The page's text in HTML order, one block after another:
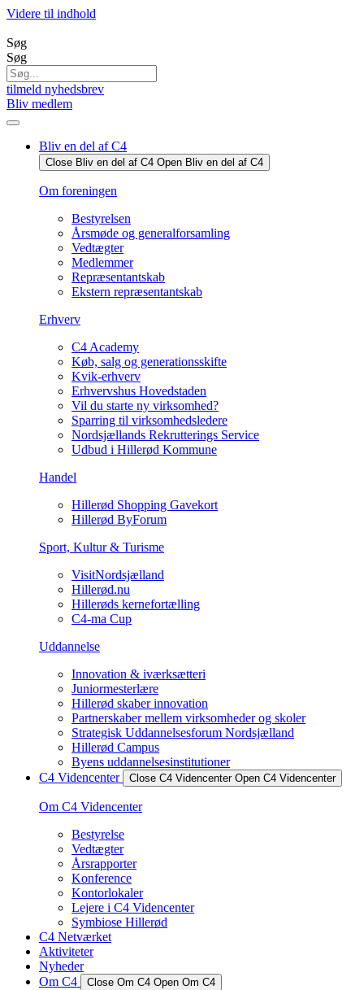
Videre til indhold
Søg
Søg
tilmeld nyhedsbrev
Bliv medlem
Bliv en del af C4
Close Bliv en del af C4 Open Bliv en del af C4
Om foreningen
Bestyrelsen
Årsmøde og generalforsamling
Vedtægter
Medlemmer
Repræsentantskab
Ekstern repræsentantskab
Erhverv
C4 Academy
Køb, salg og generationsskifte
Kvik-erhverv
Erhvervshus Hovedstaden
Vil du starte ny virksomhed?
Sparring til virksomhedsledere
Nordsjællands Rekrutterings Service
Udbud i Hillerød Kommune
Handel
Hillerød Shopping Gavekort
Hillerød ByForum
Sport, Kultur & Turisme
VisitNordsjælland
Hillerød.nu
Hillerøds kernefortælling
C4-ma Cup
Uddannelse
Innovation & iværksætteri
Juniormesterlære
Hillerød skaber innovation
Partnerskaber mellem virksomheder og skoler
Strategisk Uddannelsesforum Nordsjælland
Hillerød Campus
Byens uddannelsesinstitutioner
C4 Videncenter
Close C4 Videncenter Open C4 Videncenter
Om C4 Videncenter
Bestyrelse
Vedtægter
Årsrapporter
Konference
Kontorlokaler
Lejere i C4 Videncenter
Symbiose Hillerød
C4 Netværket
Aktiviteter
Nyheder
Om C4
Close Om C4 Open Om C4